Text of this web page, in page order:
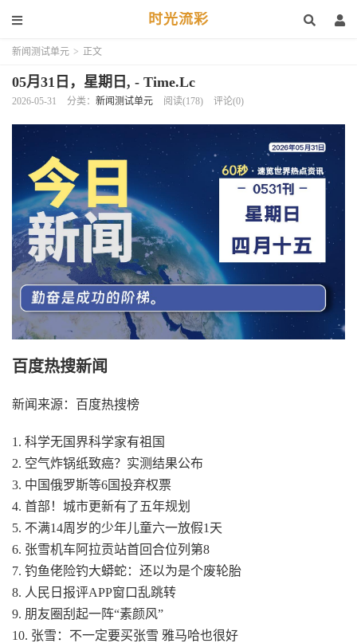
时光流彩
新闻测试单元 > 正文
05月31日，星期日, - Time.Lc
2026-05-31 分类： 新闻测试单元 阅读(178) 评论(0)
百度热搜新闻
新闻来源：百度热搜榜
1. 科学无国界科学家有祖国
2. 空气炸锅纸致癌？实测结果公布
3. 中国俄罗斯等6国投弃权票
4. 首部！城市更新有了五年规划
5. 不满14周岁的少年儿童六一放假1天
6. 张雪机车阿拉贡站首回合位列第8
7. 钓鱼佬险钓大蟒蛇：还以为是个废轮胎
8. 人民日报评APP窗口乱跳转
9. 朋友圈刮起一阵“素颜风”
10. 张雪：不一定要买张雪 雅马哈也很好